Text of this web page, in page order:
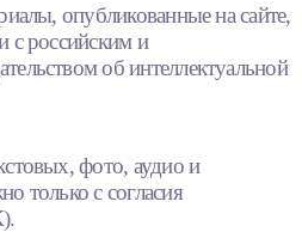
опубликованные на сайте,
с российским и
об интеллектуальной
фото, аудио и
только с согласия